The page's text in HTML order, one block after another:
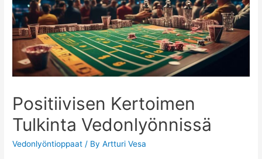
Positiivisen Kertoimen
Tulkinta Vedonlyönnissä
Vedonlyöntioppaat / ByArtturi Vesa